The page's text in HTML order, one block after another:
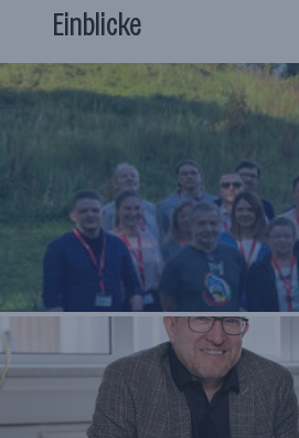
Einblicke